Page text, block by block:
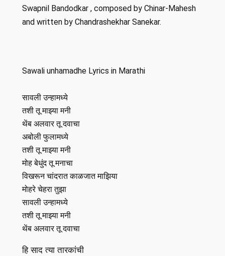
Swapnil Bandodkar , composed by Chinar-Mahesh
and written by Chandrashekhar Sanekar.
Sawali unhamadhe Lyrics in Marathi
सावली उन्हामध्ये
तशी तू माझ्या मनी
थेंब अलवार तू दवाचा
अबोली फुलामध्ये
तशी तू माझ्या मनी
मोह बेधुंद तू मनाचा
विखरून चांदरात काळजात माझिया
मोहरे चेहरा तुझा
सावली उन्हामध्ये
तशी तू माझ्या मनी
थेंब अलवार तू दवाचा
हि साद त्या तारकांची